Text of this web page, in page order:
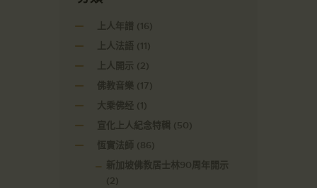
上人年譜 (16)
上人法語 (11)
上人開示 (2)
佛教音樂 (17)
大乘佛经 (1)
宣化上人紀念特輯 (50)
恆實法師 (86)
新加坡佛教居士林90周年開示
(2)